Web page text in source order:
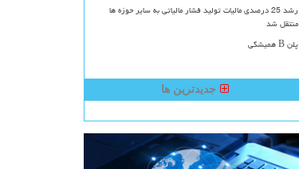
رشد 25 درصدی مالیات تولید فشار مالیاتی به سایر حوزه ها
منتقل شد
پلن B همیشگی
جدیدترین ها